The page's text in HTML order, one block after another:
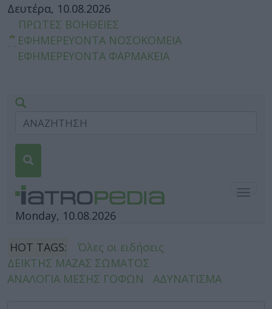
Δευτέρα, 10.08.2026
ΠΡΩΤΕΣ ΒΟΗΘΕΙΕΣ
ΕΦΗΜΕΡΕΥΟΝΤΑ ΝΟΣΟΚΟΜΕΙΑ
ΕΦΗΜΕΡΕΥΟΝΤΑ ΦΑΡΜΑΚΕΙΑ
Monday, 10.08.2026
HOT TAGS:
Όλες οι ειδήσεις
ΔΕΙΚΤΗΣ ΜΑΖΑΣ ΣΩΜΑΤΟΣ
ΑΝΑΛΟΓΙΑ ΜΕΣΗΣ ΓΟΦΩΝ
ΑΔΥΝΑΤΙΣΜΑ